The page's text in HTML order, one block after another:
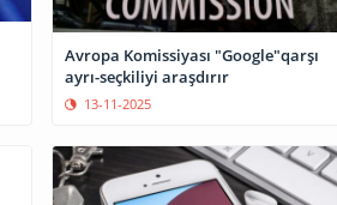
Avropa Komissiyası "Google"qarşı
ayrı-seçkiliyi araşdırır
13-11-2025